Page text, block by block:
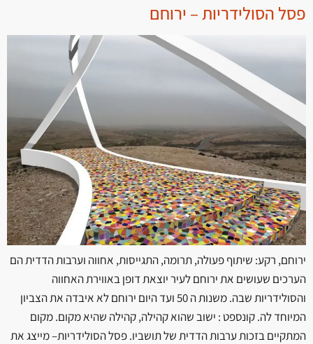
פסל הסולידריות – ירוחם
ירוחם, רקע: שיתוף פעולה, תרומה, התגייסות, אחווה וערבות הדדית הם
הערכים שעושים את ירוחם לעיר יוצאת דופן באווירת האחווה
והסולידריות שבה. משנות ה 50 ועד היום ירוחם לא איבדה את הצביון
המיוחד לה. קונספט : ישוב שהוא קהילה, קהילה שהיא מקום. מקום
המתקיים בזכות ערבות הדדית של תושביו. פסל הסולידריות– מייצג את